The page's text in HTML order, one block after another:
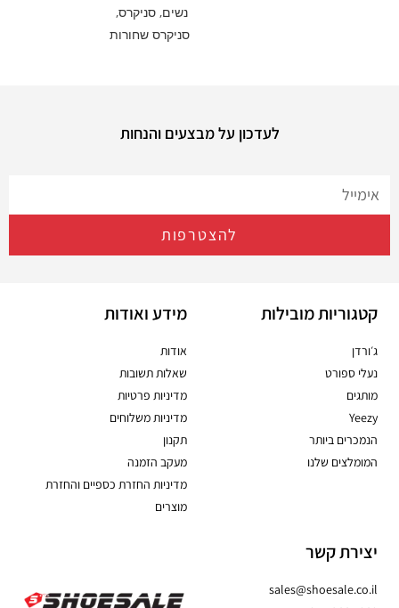
נשים,סניקרס,
סניקרס שחורות
לעדכון על מבצעים והנחות
להצטרפות
קטגוריות מובילות
ג׳ורדן
נעלי ספורט
מותגים
Yeezy
הנמכרים ביותר
המומלצים שלנו
מידע ואודות
אודות
שאלות תשובות
מדיניות פרטיות
מדיניות משלוחים
תקנון
מעקב הזמנה
מדיניות החזרת כספיים והחזרת
מוצרים
יצירת קשר
sales@shoesale.co.il